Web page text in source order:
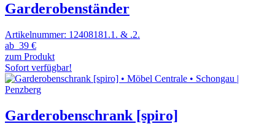
Garderobenständer
Artikelnummer: 12408181.1. & .2.
ab 39 €
zum Produkt
Sofort verfügbar!
Garderobenschrank [spiro]